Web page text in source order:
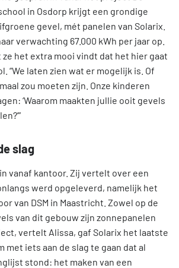
in Osdorp krijgt een grondige
gevel, mét panelen van Solarix.
verwachting 67.000 kWh per jaar op.
het extra mooi vindt dat het hier gaat
“We laten zien wat er mogelijk is. Of
zou moeten zijn. Onze kinderen
‘Waarom maakten jullie ooit gevels
slag
vanaf kantoor. Zij vertelt over een
werd opgeleverd, namelijk het
van DSM in Maastricht. Zowel op de
van dit gebouw zijn zonnepanelen
vertelt Alissa, gaf Solarix het laatste
met iets aan de slag te gaan dat al
stond: het maken van een